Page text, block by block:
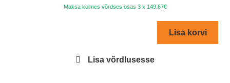
€539.00.
Maksa kolmes võrdses osas 3 x 149.67€
Lisa korvi
Lisa võrdlusesse